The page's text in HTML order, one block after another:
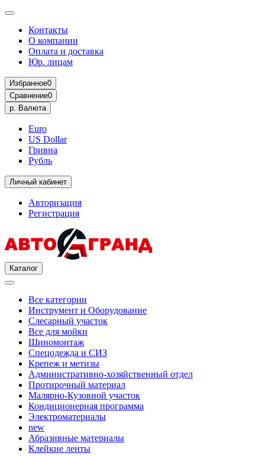
Контакты
О компании
Оплата и доставка
Юр. лицам
Избранное0
Сравнение0
р. Валюта
Euro
US Dollar
Гривна
Рубль
Личный кабинет
Авторизация
Регистрация
Каталог
Все категории
Инструмент и Оборудование
Слесарный участок
Все для мойки
Шиномонтаж
Спецодежда и СИЗ
Крепеж и метизы
Административно-хозяйственный отдел
Протирочный материал
Малярно-Кузовной участок
Кондиционерная программа
Электроматериалы
new
Абразивные материалы
Клейкие ленты